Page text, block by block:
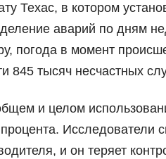
Техас, в котором
аварий по дням
погода в момент
845 тысяч несчастных
и целом
Исследователи
и он теряет